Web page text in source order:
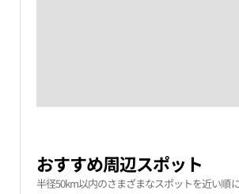
おすすめ周辺スポット
半径50km以内のさまざまなスポットを近い順